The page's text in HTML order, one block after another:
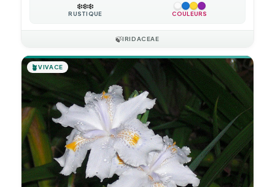
❄️❄️❄️
RUSTIQUE COULEURS
🍃IRIDACEAE
🪴VIVACE